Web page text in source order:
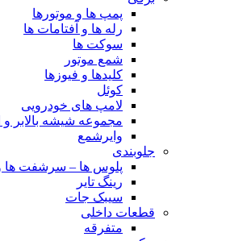
پمپ ها و موتورها
رله ها و آفتامات ها
سوکت ها
شمع موتور
کلیدها و فیوزها
کوئل
لامپ های خودرویی
مجموعه شیشه بالابر و
وایرشمع
جلوبندی
پلوس ها – سرشفت ها
رینگ تایر
سیبک جات
قطعات داخلی
متفرقه